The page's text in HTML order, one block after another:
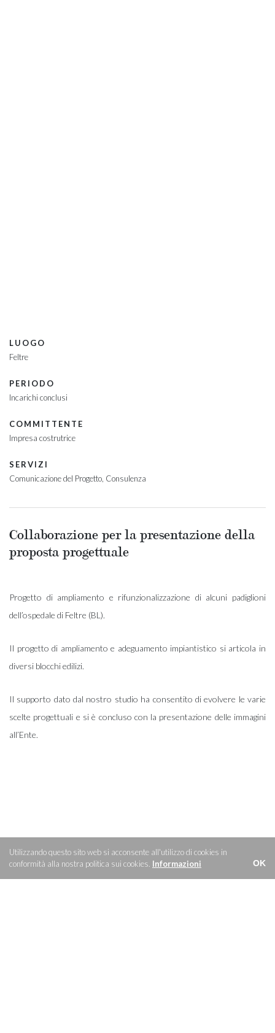
LUOGO
Feltre
PERIODO
Incarichi conclusi
COMMITTENTE
Impresa costrutrice
SERVIZI
Comunicazione del Progetto Consulenza
Collaborazione per la presentazione della
proposta progettuale
Progetto di ampliamento e rifunzionalizzazione di alcuni padiglioni
dell’ospedale di Feltre (BL).
Il progetto di ampliamento e adeguamento impiantistico si articola in
diversi blocchi edilizi.
Il supporto dato dal nostro studio ha consentito di evolvere le varie
scelte progettuali e si è concluso con la presentazione delle immagini
all’Ente.
Utilizzando questo sito web si acconsente all'utilizzo di cookies in
conformità alla nostra politica sui cookies. Informazioni OK